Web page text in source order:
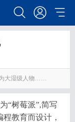
为大湿级人物……
“树莓派”,简写
教育而设计，